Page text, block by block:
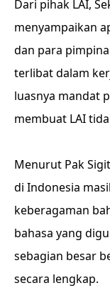
Dari pihak LAI,
menyampaikan
dan para
terlibat dalam
luasnya mandat
membuat LAI
Menurut Pak
di Indonesia
keberagaman
bahasa yang
sebagian besar
secara lengkap.